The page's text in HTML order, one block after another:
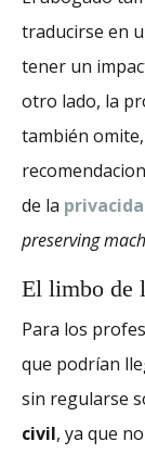
traducirse en
tener un
otro lado, la
también
de la
preserving
El limbo de
Para los
que podrían
sin regularse
civil, ya que